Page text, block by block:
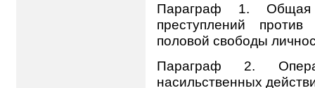
Параграф 1. Общая
преступлений
половой свободы
Параграф 2.
насильственных